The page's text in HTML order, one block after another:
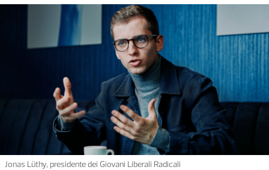
Jonas Lüthy, presidente dei Giovani Liberali Radicali